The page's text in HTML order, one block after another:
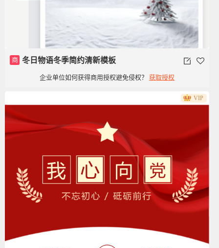
商 冬日物语冬季简约清新模板
企业单位如何获得商用授权避免侵权？ 获取授权
VIP